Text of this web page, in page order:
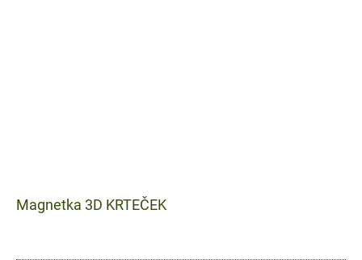
Magnetka 3D KRTEČEK